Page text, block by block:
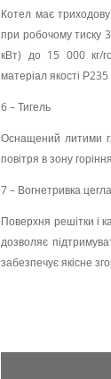
Котел має
при робочому тиску
кВт) до 15 000 кг/
матеріал якості
6 – Тигель
Оснащений литими
повітря в зону
7 – Вогнетривка цегла
Поверхня решітки і
дозволяє
забезпечує якісне